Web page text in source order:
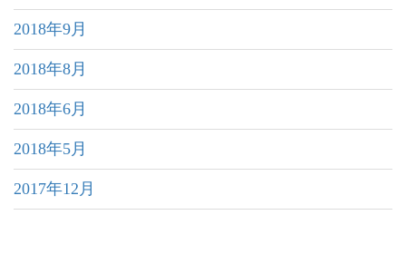
2018年9月
2018年8月
2018年6月
2018年5月
2017年12月